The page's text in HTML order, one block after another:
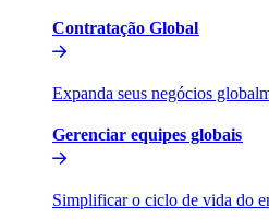
Contratação Global​​
Expanda seus negócios
Gerenciar equipes globais​​
Simplificar o ciclo de vida do